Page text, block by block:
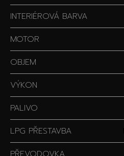
INTERIÉROVÁ BARVA
MOTOR
OBJEM
VÝKON
PALIVO
LPG PŘESTAVBA